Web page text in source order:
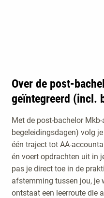
Over de post-
geïntegreerd (incl.
Met de post-bachelor
begeleidingsdagen) volg
één traject tot AA-
én voert opdrachten uit in
pas je direct toe in de
afstemming tussen jou, je
ontstaat een leerroute die